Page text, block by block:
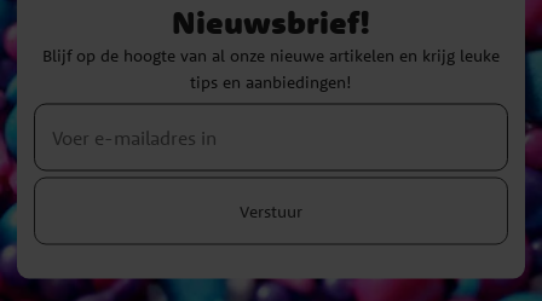
Nieuwsbrief!
Blijf op de hoogte van al onze nieuwe artikelen en krijg leuke
tips en aanbiedingen!
Verstuur